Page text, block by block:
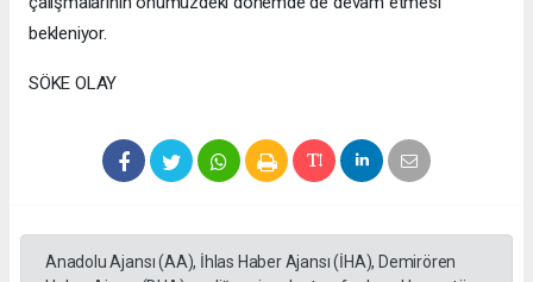
bekleniyor.
SÖKE OLAY
Anadolu Ajansı (AA), İhlas Haber Ajansı (İHA), Demirören